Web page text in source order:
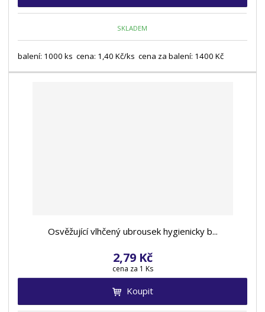
SKLADEM
balení: 1000 ks cena: 1,40 Kč/ks cena za balení: 1400 Kč
Osvěžující vlhčený ubrousek hygienicky b...
2,79 Kč
cena za 1 Ks
Koupit